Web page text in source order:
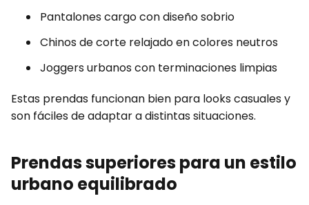
Pantalones cargo con diseño sobrio
Chinos de corte relajado en colores neutros
Joggers urbanos con terminaciones limpias
Estas prendas funcionan bien para looks casuales y
son fáciles de adaptar a distintas situaciones.
Prendas superiores para un estilo
urbano equilibrado